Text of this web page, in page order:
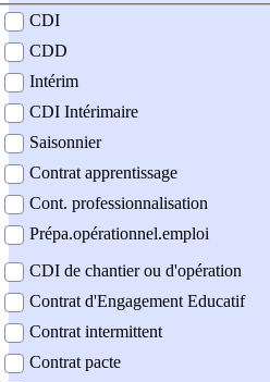
contrat
CDI
CDD
Intérim
CDI Intérimaire
Saisonnier
Contrat apprentissage
Cont. professionnalisation
Prépa.opérationnel.emploi
CDI de chantier ou d'opération
Contrat d'Engagement Educatif
Contrat intermittent
Contrat pacte